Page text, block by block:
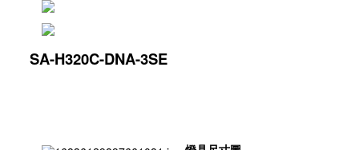
SA-H320C-DNA-3SE